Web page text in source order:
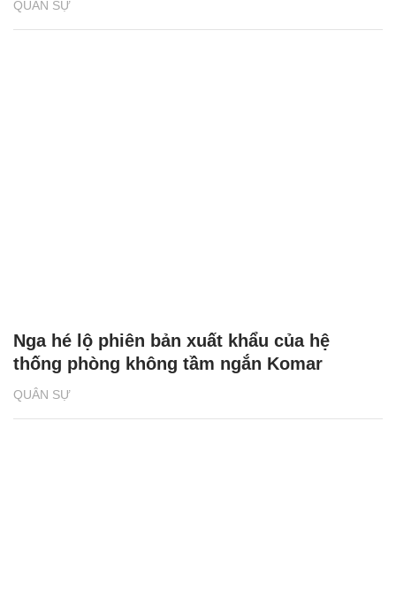
QUÂN SỰ
QUÂN SỰ
Nga hé lộ phiên bản xuất khẩu của hệ
thống phòng không tầm ngắn Komar